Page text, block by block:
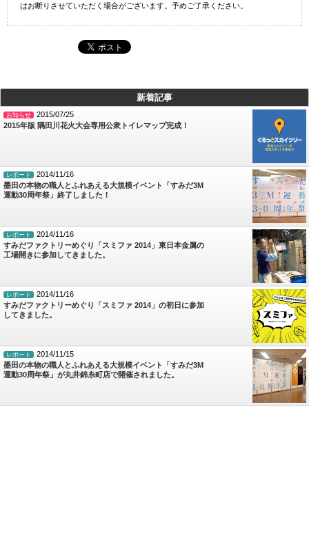
はお断りさせていただく場合がございます。予めご了承ください。
新着記事
お知らせ
2015/07/25
2015年版 隅田川花火大会専用公衆トイレマップ完成！
レポート
2014/11/16
墨田の本物の職人とふれあえる大規模イベント「すみだ3M
運動30周年祭」終了しました！
レポート
2014/11/16
すみだファクトリーめぐり「スミファ 2014」東日本金属の
工場開きに参加してきました。
レポート
2014/11/16
すみだファクトリーめぐり「スミファ 2014」の初日に参加
してきました。
レポート
2014/11/15
墨田の本物の職人とふれあえる大規模イベント「すみだ3M
運動30周年祭」が丸井錦糸町店で開催されました。